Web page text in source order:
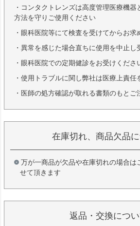
・コンタクトレンズは高度管理医療機
方法を守りご使用ください
・眼科医院等にて検査を受けてからお求
・異常を感じた場合直ちに使用を中止し
・眼科医院での定期健診をお受けくださ
・使用トラブルに関し弊社は医療上責任
・医師の処方確認が取れる書類のもとご
在庫切れ、商品欠品
万が一商品が欠品や在庫切れの場合は
せて頂きます
返品・交換につ